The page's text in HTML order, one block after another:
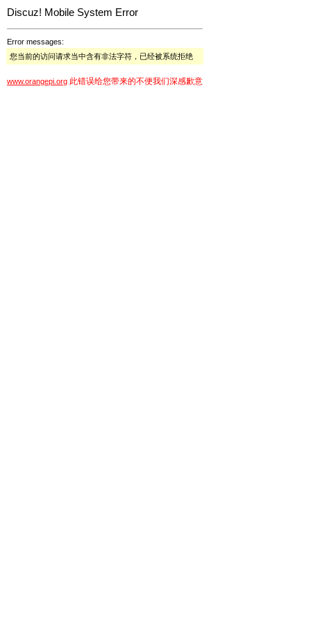
Discuz! Mobile System Error
Error messages:
您当前的访问请求当中含有非法字符，已经被系统拒绝
www.orangepi.org 此错误给您带来的不便我们深感歉意